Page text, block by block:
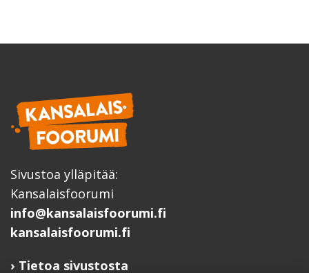
Sivustoa ylläpitää:
Kansalaisfoorumi
info@kansalaisfoorumi.fi
kansalaisfoorumi.fi
Tietoa sivustosta